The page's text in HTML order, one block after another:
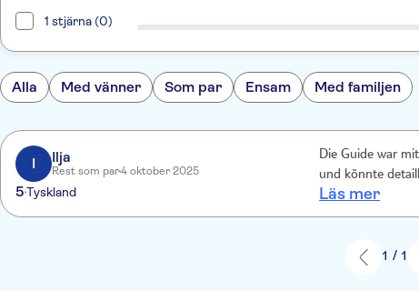
1 stjärna (0)
Alla Med vänner Som par Ensam Med familjen
I Ilja
Rest som par4 oktober 2025
5Tyskland
Die Guide war
und könnte
Läs mer
1 / 1